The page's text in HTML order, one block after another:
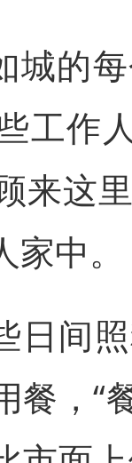
城的
工作
来这
中。
日间
餐，“